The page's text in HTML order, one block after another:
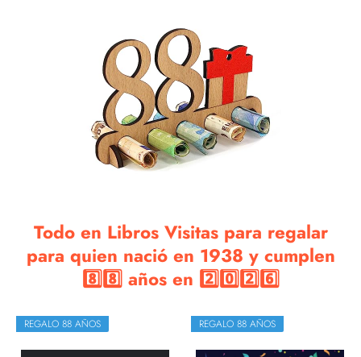
Todo en Libros Visitas para regalar
para quien nació en 1938 y cumplen
8️⃣8️⃣ años en 2️⃣0️⃣2️⃣6️⃣
REGALO 88 AÑOS REGALO 88 AÑOS